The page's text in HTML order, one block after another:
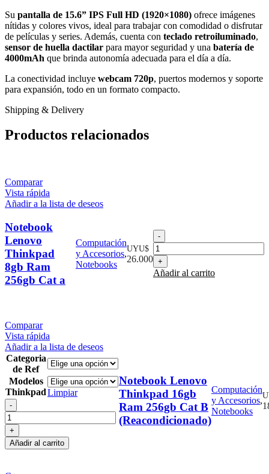
Su pantalla de 15.6” IPS Full HD (1920×1080) ofrece imágenes
nítidas y colores vivos, ideal para trabajar con comodidad o disfrutar
de películas y series. Además, cuenta con teclado retroiluminado,
sensor de huella dactilar para mayor seguridad y una batería de
4000mAh que brinda autonomía adecuada para el día a día.
La conectividad incluye webcam 720p, puertos modernos y soporte
para expansión, todo en un formato compacto.
Shipping & Delivery
Productos relacionados
Comparar
Vista rápida
Añadir a la lista de deseos
Notebook
Lenovo
Thinkpad
8gb Ram
256gb Cat a
Computación
y Accesorios,
Notebooks
UYU$
26.000
Notebook
Lenovo
Thinkpad
8gb
Ram
Añadir al carrito
Comparar
Vista rápida
Añadir a la lista de deseos
Categoria
de Ref
Modelos
ThinkpadLimpiar
Notebook
Lenovo
Thinkpad
16gb
Ram
Añadir al carrito
Notebook Lenovo
Thinkpad 16gb
Ram 256gb Cat B
(Reacondicionado)
Computación
y Accesorios,
Notebooks